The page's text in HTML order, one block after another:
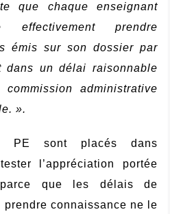
que chaque enseignant
effectivement prendre
émis sur son dossier par
dans un délai raisonnable
administrative
».
PE sont placés dans
l’appréciation portée
que les délais de
connaissance ne le